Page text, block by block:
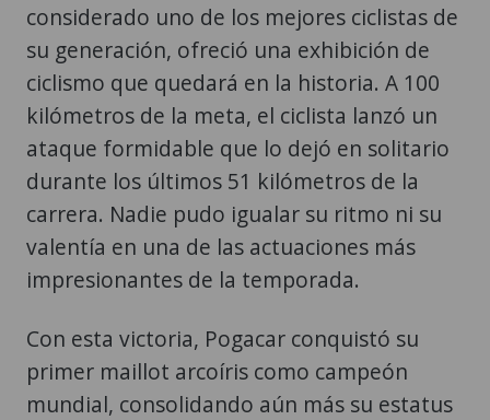
considerado uno de los mejores ciclistas de
su generación, ofreció una exhibición de
ciclismo que quedará en la historia. A 100
kilómetros de la meta, el ciclista lanzó un
ataque formidable que lo dejó en solitario
durante los últimos 51 kilómetros de la
carrera. Nadie pudo igualar su ritmo ni su
valentía en una de las actuaciones más
impresionantes de la temporada.
Con esta victoria, Pogacar conquistó su
primer maillot arcoíris como campeón
mundial, consolidando aún más su estatus